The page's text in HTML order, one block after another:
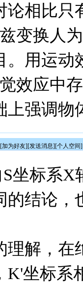
论相比只
变换人
用运动
效应中
上强调物
[加为好友][发送消息][个人空间]
S坐标系
的结论，
理解，在
K'坐标系